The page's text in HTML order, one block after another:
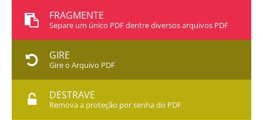
FRAGMENTE
Separe um único PDF dentre diversos arquivos PDF
GIRE
Gire o Arquivo PDF
DESTRAVE
Remova a proteção por senha do PDF